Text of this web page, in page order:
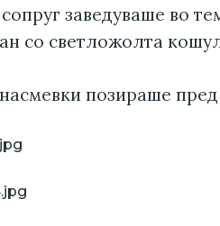
заведуваше во
со светложолта
позираше